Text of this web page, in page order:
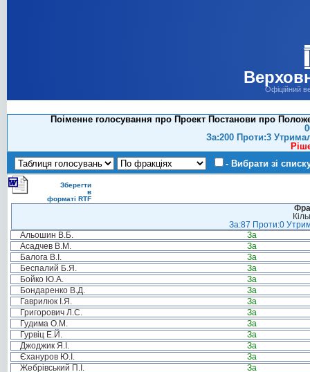
Офіційний
Поіменне голосування про Проект Постанови про
За:200 Проти:3
- Вибрати зі
Зберегти
в
форматі RTF
За:87 Проти:0
Альошин В.Б.
За
Асадчев В.М.
За
Балога В.І.
За
Беспалий Б.Я.
За
Бойко Ю.А.
За
Бондаренко В.Д.
За
Гаврилюк І.Я.
За
Григорович Л.С.
За
Гудима О.М.
За
Гурвіц Е.Й.
За
Джоджик Я.І.
За
Єхануров Ю.І.
За
Жебрівський П.І.
За